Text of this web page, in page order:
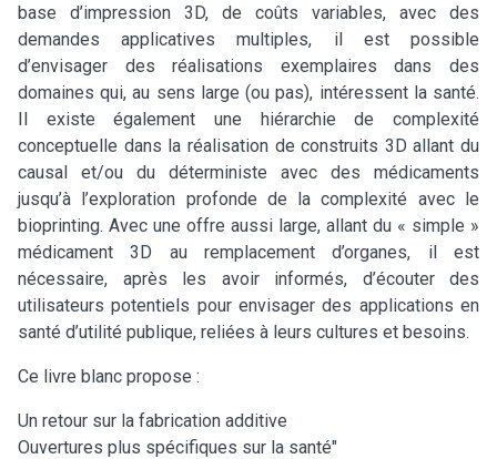
base d’impression 3D, de coûts variables, avec des
demandes applicatives multiples, il est possible
d’envisager des réalisations exemplaires dans des
domaines qui, au sens large (ou pas), intéressent la santé.
Il existe également une hiérarchie de complexité
conceptuelle dans la réalisation de construits 3D allant du
causal et/ou du déterministe avec des médicaments
jusqu’à l’exploration profonde de la complexité avec le
bioprinting. Avec une offre aussi large, allant du « simple »
médicament 3D au remplacement d’organes, il est
nécessaire, après les avoir informés, d’écouter des
utilisateurs potentiels pour envisager des applications en
santé d’utilité publique, reliées à leurs cultures et besoins.
Ce livre blanc propose :
Un retour sur la fabrication additive
Ouvertures plus spécifiques sur la santé"